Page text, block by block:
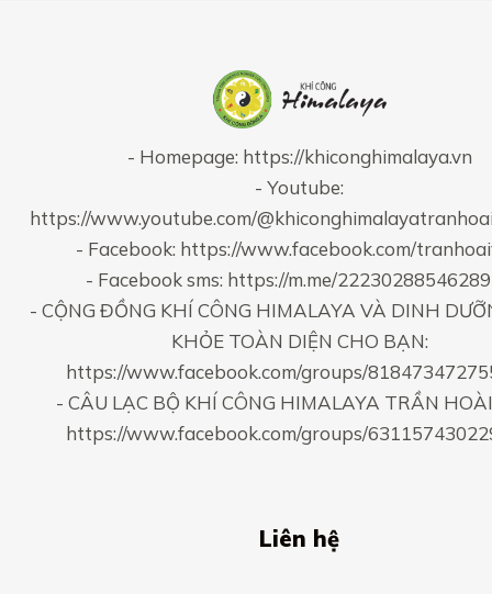
- Homepage: https://khiconghimalaya.vn
- Youtube:
https://www.youtube.com/
- Facebook: https://www.facebook.com/
- Facebook sms: https://m.me/
- CỘNG ĐỒNG KHÍ CÔNG HIMALAYA VÀ DINH
KHỎE TOÀN DIỆN CHO BẠN:
https://www.facebook.com/groups/
- CÂU LẠC BỘ KHÍ CÔNG HIMALAYA TRẦN
https://www.facebook.com/groups/
Liên hệ